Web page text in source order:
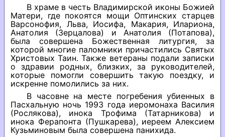
В храме в честь Владимирской иконы Божией
Матери, где покоятся мощи Оптинских старцев
Варсонофия, Льва, Иосифа, Макария, Илариона,
Анатолия (Зерцалова) и Анатолия (Потапова),
была совершена Божественная литургия, за
которой многие паломники причастились Святых
Христовых Таин. Также ветераны подали записки
о здравии родных, близких, за руководителей,
которые помогли совершить такую поездку, и
искренне помолились за них.
В часовне на месте погребения убиенных в
Пасхальную ночь 1993 года иеромонаха Василия
(Рослякова), инока Трофима (Татарникова) и
инока Ферапонта (Пушкарева), иереем Алексием
Кузьминовым была совершена панихида.